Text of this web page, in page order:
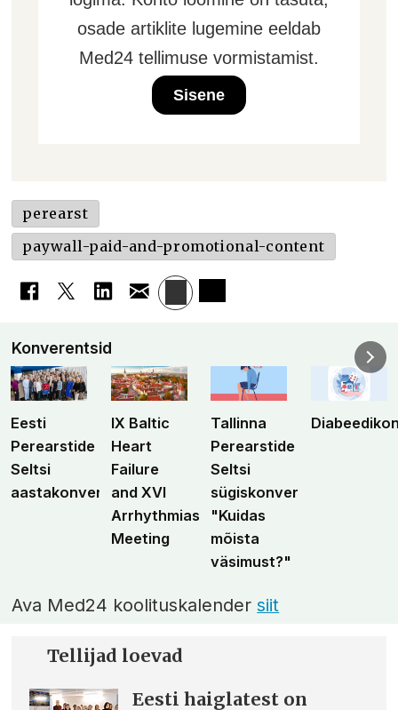
osade artiklite lugemine eeldab
Med24 tellimuse vormistamist.
Sisene
perearst
paywall-paid-and-promotional-content
Konverentsid
Eesti
Perearstide
Seltsi
aastakonverents
IX Baltic
Heart
Failure
and XVI
Arrhythmias
Meeting
Tallinna
Perearstide
Seltsi
sügiskonverents
"Kuidas
mõista
väsimust?"
Ava Med24 koolituskalendersiit
Tellijad loevad
Eesti haiglatest on